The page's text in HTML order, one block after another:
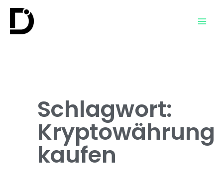
Schlagwort:
Kryptowährung
kaufen